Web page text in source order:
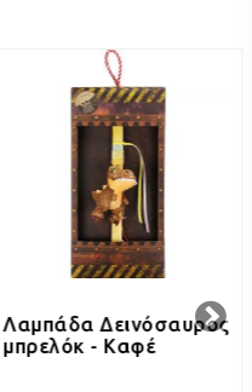
Λαμπάδα Δεινόσαυρος
μπρελόκ - Καφέ